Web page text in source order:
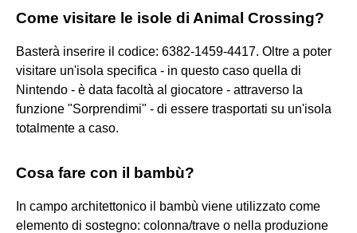
Come visitare le isole di Animal Crossing?
Basterà inserire il codice: 6382-1459-4417. Oltre a poter
visitare un'isola specifica - in questo caso quella di
Nintendo - è data facoltà al giocatore - attraverso la
funzione "Sorprendimi" - di essere trasportati su un'isola
totalmente a caso.
Cosa fare con il bambù?
In campo architettonico il bambù viene utilizzato come
elemento di sostegno: colonna/trave o nella produzione